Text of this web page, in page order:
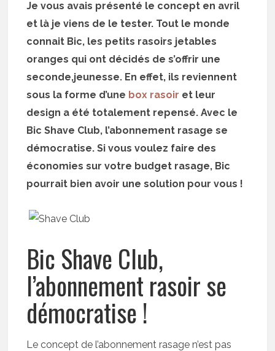
Je vous avais présenté le concept en avril
et là je viens de le tester. Tout le monde
connait Bic, les petits rasoirs jetables
oranges qui ont décidés de s’offrir une
seconde,jeunesse. En effet, ils reviennent
sous la forme d’une box rasoir et leur
design a été totalement repensé. Avec le
Bic Shave Club, l’abonnement rasage se
démocratise. Si vous voulez faire des
économies sur votre budget rasage, Bic
pourrait bien avoir une solution pour vous !
Bic Shave Club,
l’abonnement rasoir se
démocratise !
Le concept de l’abonnement rasage n’est pas